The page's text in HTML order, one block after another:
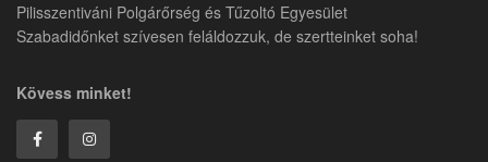
Pilisszentiváni Polgárőrség és Tűzoltó Egyesület
Szabadidőnket szívesen feláldozzuk, de szertteinket soha!
Kövess minket!